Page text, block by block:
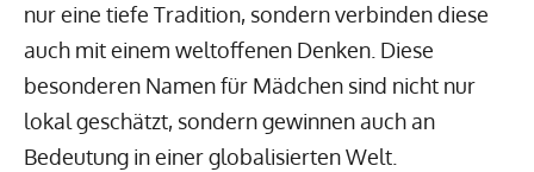
nur eine tiefe Tradition, sondern verbinden diese
auch mit einem weltoffenen Denken. Diese
besonderen Namen für Mädchen sind nicht nur
lokal geschätzt, sondern gewinnen auch an
Bedeutung in einer globalisierten Welt.